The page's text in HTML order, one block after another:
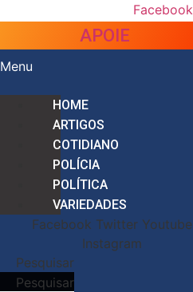
Facebook
APOIE
Menu
HOME
ARTIGOS
COTIDIANO
POLÍCIA
POLÍTICA
VARIEDADES
Facebook Twitter Youtube
Instagram
Pesquisar
Pesquisar